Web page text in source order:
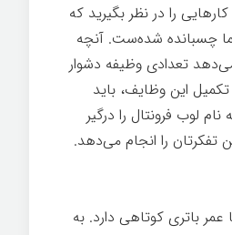
را در نظر بگیرید که
چسبانده شده‌ست. آنچه
تعدادی وظیفه دشوار
این وظایف، باید
نام لوب فرونتال را درگیر
تفکرتان را انجام می‌دهد.
عمر باتری کوتاهی دارد. به